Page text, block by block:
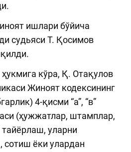
ишлари бўйича
судьяси Т. Қосимов
кўра, Қ. Отақулов
Жиноят кодексининг
4-қисми “а”, “в”
(ҳужжатлар, штамплар,
уларни
ёки улардан